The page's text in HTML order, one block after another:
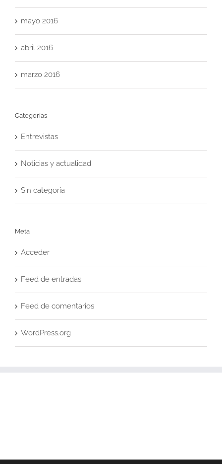
mayo 2016
abril 2016
marzo 2016
Categorías
Entrevistas
Noticias y actualidad
Sin categoría
Meta
Acceder
Feed de entradas
Feed de comentarios
WordPress.org